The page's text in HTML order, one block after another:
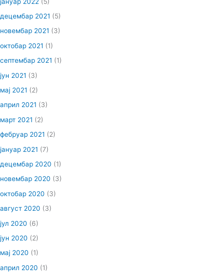
децембар 2021 (5)
новембар 2021 (3)
октобар 2021 (1)
септембар 2021 (1)
јун 2021 (3)
мај 2021 (2)
април 2021 (3)
март 2021 (2)
фебруар 2021 (2)
јануар 2021 (7)
децембар 2020 (1)
новембар 2020 (3)
октобар 2020 (3)
август 2020 (3)
јул 2020 (6)
јун 2020 (2)
мај 2020 (1)
април 2020 (1)